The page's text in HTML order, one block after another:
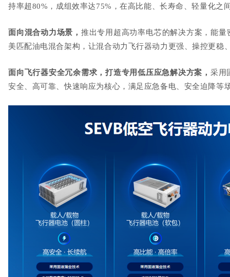
持率超80% ，成组效率达75% ，在高比能、长寿命、轻量化之
面向混合动力场景， 推出专用超高功率电芯的解决方案，能量
美匹配油电混合架构，让混合动力飞行器动力更强、操控更稳
面向飞行器安全冗余需求，打造专用低压应急解决方案， 采用
安全、高可靠、快速响应为核心，满足应急备电、安全迫降等